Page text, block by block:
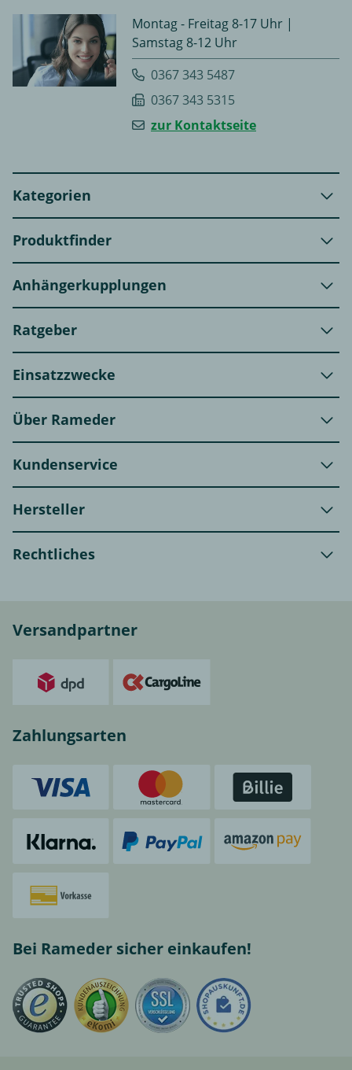
Montag - Freitag 8-17 Uhr |
Samstag 8-12 Uhr
0367 343 5487
0367 343 5315
zur Kontaktseite
Kategorien
Produktfinder
Anhängerkupplungen
Ratgeber
Einsatzzwecke
Über Rameder
Kundenservice
Hersteller
Rechtliches
Versandpartner
Zahlungsarten
Bei Rameder sicher einkaufen!